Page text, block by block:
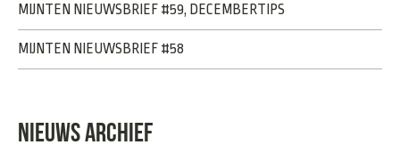
MIJNTEN NIEUWSBRIEF #59, DECEMBERTIPS
MIJNTEN NIEUWSBRIEF #58
NIEUWS ARCHIEF